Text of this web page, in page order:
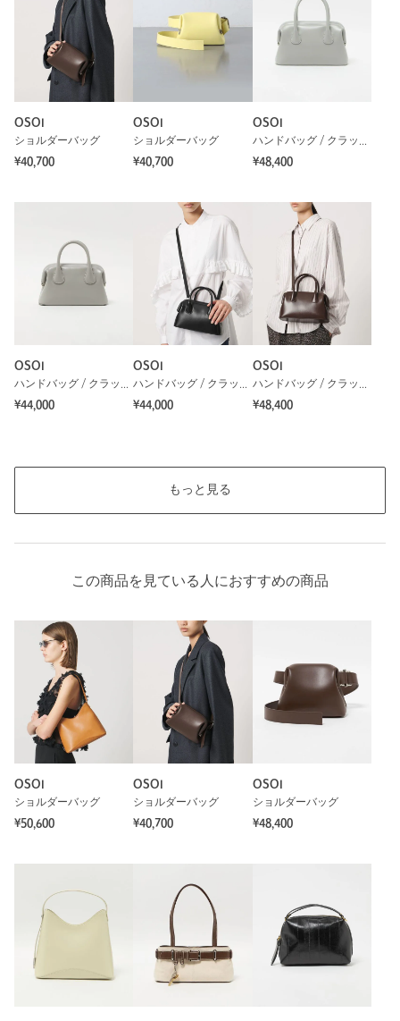
OSOI
ショルダーバッグ
¥40,700
OSOI
ショルダーバッグ
¥40,700
OSOI
ハンドバッグ / クラッチバッグ
¥48,400
OSOI
ハンドバッグ / クラッチバッグ
¥44,000
OSOI
ハンドバッグ / クラッチバッグ
¥44,000
OSOI
ハンドバッグ / クラッチバッグ
¥48,400
もっと見る
この商品を見ている人におすすめの商品
OSOI
ショルダーバッグ
¥50,600
OSOI
ショルダーバッグ
¥40,700
OSOI
ショルダーバッグ
¥48,400